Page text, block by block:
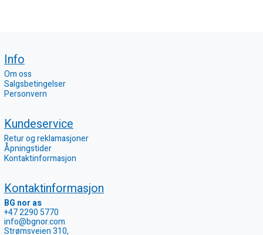
Info
Om oss
Salgsbetingelser
Personvern
Kundeservice
Retur og reklamasjoner
Åpningstider
Kontaktinformasjon
Kontaktinformasjon
BG nor as
+47 2290 5770
info@bgnor.com
Strømsveien 310,